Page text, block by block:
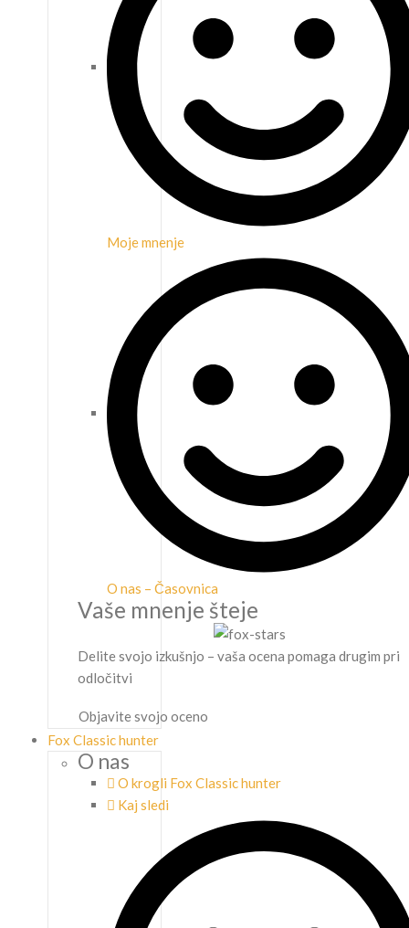
Moje mnenje
O nas – Časovnica
Vaše mnenje šteje
Delite svojo izkušnjo – vaša ocena pomaga drugim pri
odločitvi
Objavite svojo oceno
Fox Classic hunter
O nas
O krogli Fox Classic hunter
Kaj sledi